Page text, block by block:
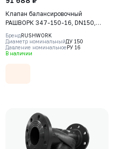
Клапан балансировочный
РАШВОРК 347-150-16, DN150,
PN16, корпус - чугун GJS-400-15
(GGG40), клапан - нерж. сталь
CF8, уплотнение - EPDM, Ф/Ф
БрендRUSHWORK
Диаметр номинальныйДУ 150
Давление номинальноеРУ 16
В наличии